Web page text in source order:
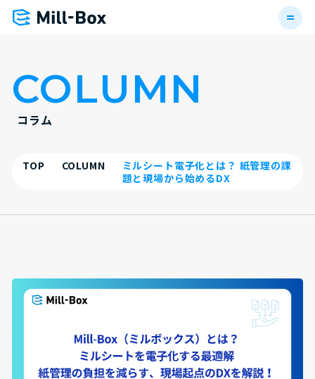
COLUMN
コラム
TOP COLUMN
ミルシート電子化とは？ 紙管理の課
題と現場から始めるDX